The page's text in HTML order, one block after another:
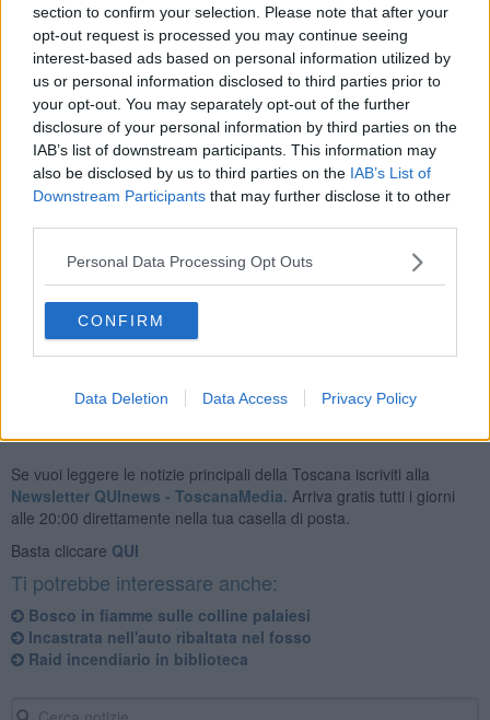
section to confirm your selection. Please note that after your
opt-out request is processed you may continue seeing
interest-based ads based on personal information utilized by
us or personal information disclosed to third parties prior to
your opt-out. You may separately opt-out of the further
disclosure of your personal information by third parties on the
IAB’s list of downstream participants. This information may
also be disclosed by us to third parties on the IAB’s List of
Downstream Participants that may further disclose it to other
Personal Data Processing Opt Outs
CONFIRM
Data Deletion Data Access Privacy Policy
TERRICCIOLA — Nel primo pomeriggio, per cause ancora da
accertare, un incendio ha interessato un garage e la palazzina
soprastante in via di Casanova, nei pressi di Selvatelle. Da quando
si è appreso si tratta di un edificio residenziale bifamiliare, costituito
di tre piani fuori terra.
I vigili del fuoco hanno inviato sul posto squadre dei distaccamenti
di Pontedera e Cascina, con a supporto l'autoscala del Comando
L'edificio è stato evacuato in via precauzionale e nessuna persona
è rimasta coinvolta.
Se vuoi leggere le notizie principali della Toscana iscriviti alla
Newsletter QUInews - ToscanaMedia. Arriva gratis tutti i giorni
alle 20:00 direttamente nella tua casella di posta.
Basta cliccare QUI
Ti potrebbe interessare anche:
Bosco in fiamme sulle colline palaiesi
Incastrata nell'auto ribaltata nel fosso
Raid incendiario in biblioteca